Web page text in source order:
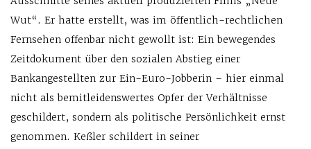
Wut“. Er hatte erstellt, was im öffentlich-rechtlichen
Fernsehen offenbar nicht gewollt ist: Ein bewegendes
Zeitdokument über den sozialen Abstieg einer
Bankangestellten zur Ein-Euro-Jobberin – hier einmal
nicht als bemitleidenswertes Opfer der Verhältnisse
geschildert, sondern als politische Persönlichkeit ernst
genommen. Keßler schildert in seiner